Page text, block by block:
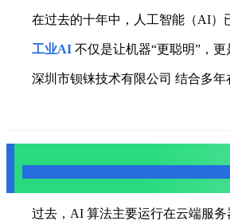
在过去的十年中，人工智能（AI
工业AI 不仅是让机器“更聪明”，
深圳市钡铼技术有限公司 结合多
过去，AI 算法主要运行在云端服